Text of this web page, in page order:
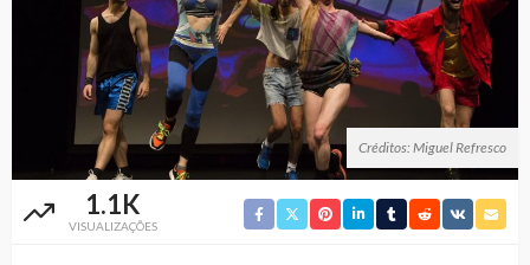
Créditos: Miguel Refresco
1.1K
VISUALIZAÇÕES